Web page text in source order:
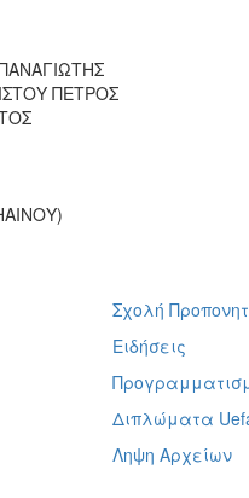
ΠΕΤΡΟΣ
Σχολή
Ειδήσεις
Διπλώματα
Ληψη Αρχείων